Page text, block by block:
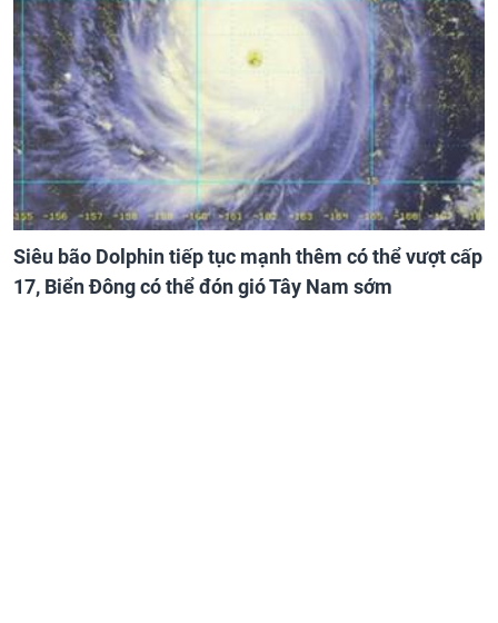
Siêu bão Dolphin tiếp tục mạnh thêm có thể vượt cấp
17, Biển Đông có thể đón gió Tây Nam sớm